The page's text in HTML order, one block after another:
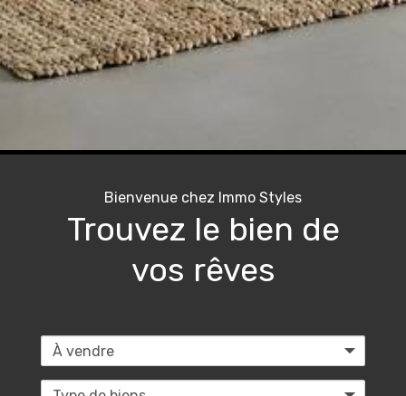
Bienvenue chez Immo Styles
Trouvez le bien de
vos rêves